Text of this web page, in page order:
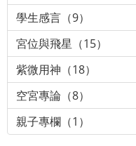
學生感言（9）
宮位與飛星（15）
紫微用神（18）
空宮專論（8）
親子專欄（1）